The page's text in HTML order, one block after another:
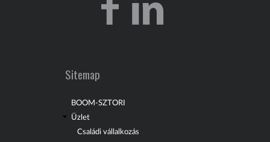
Sitemap
BOOM-SZTORI
Üzlet
Családi vállalkozás